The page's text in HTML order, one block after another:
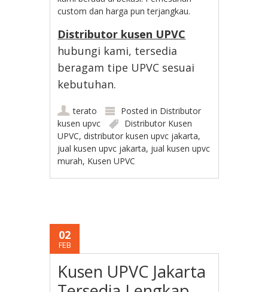
custom dan harga pun terjangkau.
Distributor kusen UPVC
hubungi kami, tersedia
beragam tipe UPVC sesuai
kebutuhan.
terato Posted in Distributor
kusen upvc
Distributor Kusen
UPVC,distributor kusen upvc jakarta,
jual kusen upvc jakarta, jual kusen upvc
murah, Kusen UPVC
02
FEB
Kusen UPVC Jakarta